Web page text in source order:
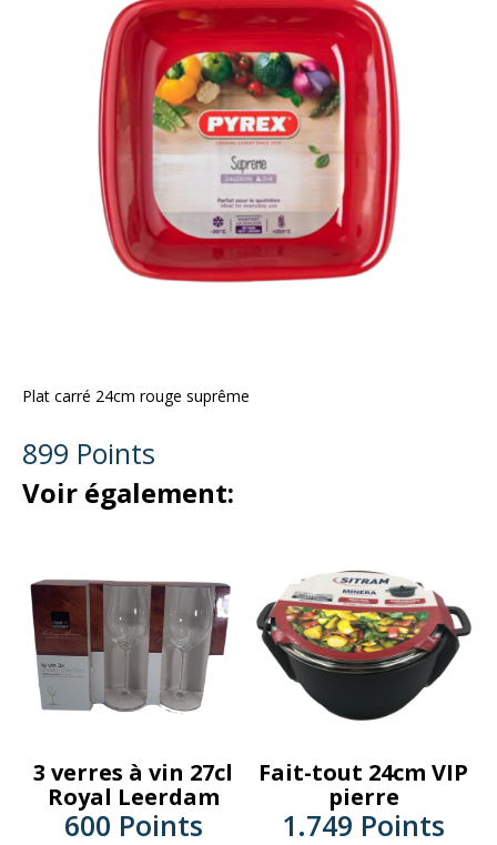
Plat carré 24cm rouge suprême
899 Points
Voir également:
3 verres à vin 27cl
Royal Leerdam
600 Points
Fait-tout 24cm VIP
pierre
1.749 Points